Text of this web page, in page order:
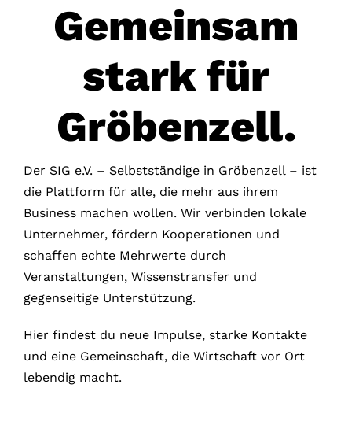
Gemeinsam
stark für
Gröbenzell.
Der SIG e.V. – Selbstständige in Gröbenzell – ist
die Plattform für alle, die mehr aus ihrem
Business machen wollen. Wir verbinden lokale
Unternehmer, fördern Kooperationen und
schaffen echte Mehrwerte durch
Veranstaltungen, Wissenstransfer und
gegenseitige Unterstützung.
Hier findest du neue Impulse, starke Kontakte
und eine Gemeinschaft, die Wirtschaft vor Ort
lebendig macht.